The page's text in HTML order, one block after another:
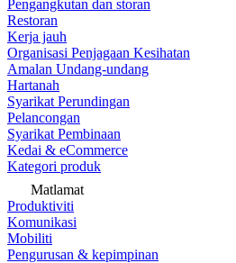
Pengangkutan dan storan
Restoran
Kerja jauh
Organisasi Penjagaan Kesihatan
Amalan Undang-undang
Hartanah
Syarikat Perundingan
Pelancongan
Syarikat Pembinaan
Kedai & eCommerce
Kategori produk
Matlamat
Produktiviti
Komunikasi
Mobiliti
Pengurusan & kepimpinan